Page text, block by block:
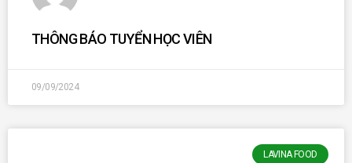
THÔNG BÁO TUYỂN HỌC VIÊN
09/09/2024
LAVINA FOOD